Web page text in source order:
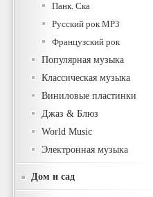
Панк. Ска
Русский рок MP3
Французский рок
Популярная музыка
Классическая музыка
Виниловые пластинки
Джаз & Блюз
World Music
Электронная музыка
Дом и сад